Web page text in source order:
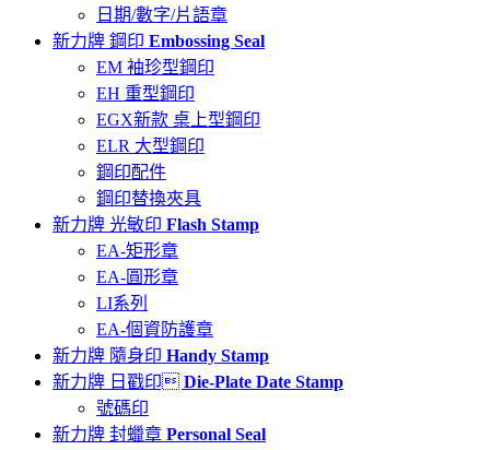
日期/數字/片語章
新力牌 鋼印 Embossing Seal
EM 袖珍型鋼印
EH 重型鋼印
EGX新款 桌上型鋼印
ELR 大型鋼印
鋼印配件
鋼印替換夾具
新力牌 光敏印 Flash Stamp
EA-矩形章
EA-圓形章
LI系列
EA-個資防護章
新力牌 隨身印 Handy Stamp
新力牌 日戳印 Die-Plate Date Stamp
號碼印
新力牌 封蠟章 Personal Seal